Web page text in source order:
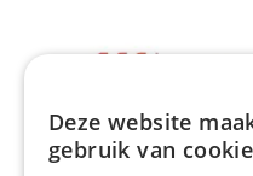
Deze website
gebruik van